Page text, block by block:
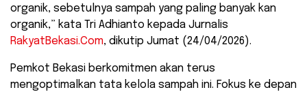
organik, sebetulnya sampah yang paling banyak kan
organik,” kata Tri Adhianto kepada Jurnalis
RakyatBekasi.Com, dikutip Jumat (24/04/2026).
​Pemkot Bekasi berkomitmen akan terus
mengoptimalkan tata kelola sampah ini. Fokus ke depan